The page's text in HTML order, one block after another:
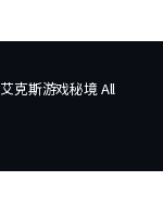
艾克斯游戏秘境 All